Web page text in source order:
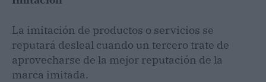
La imitación de productos o servicios se
reputará desleal cuando un tercero trate de
aprovecharse de la mejor reputación de la
marca imitada.